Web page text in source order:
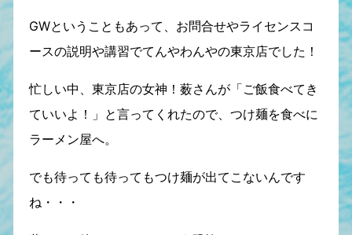
GWということもあって、お問合せやライセンスコ
ースの説明や講習でてんやわんやの東京店でした！
忙しい中、東京店の女神！薮さんが「ご飯食べてき
ていいよ！」と言ってくれたので、つけ麺を食べに
ラーメン屋へ。
でも待っても待ってもつけ麺が出てこないんです
ね・・・